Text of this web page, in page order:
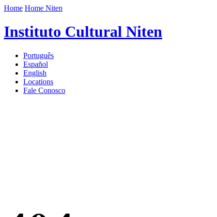
Home Home Niten
Instituto Cultural Niten
Português
Español
English
Locations
Fale Conosco